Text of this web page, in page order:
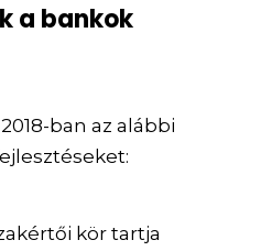
a bankok
ban az alábbi
kör tartja